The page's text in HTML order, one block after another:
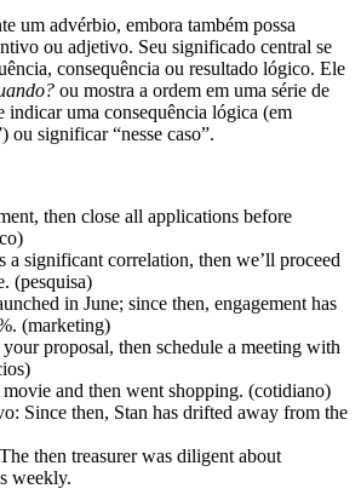
um advérbio, embora também possa
ou adjetivo. Seu significado central se
consequência ou resultado lógico. Ele
ou mostra a ordem em uma série de
indicar uma consequência lógica (em
significar “nesse caso”.
then close all applications before
a significant correlation, then we’ll proceed
(pesquisa)
in June; since then, engagement has
(marketing)
proposal, then schedule a meeting with
and then went shopping. (cotidiano)
Since then, Stan has drifted away from the
then treasurer was diligent about
weekly.